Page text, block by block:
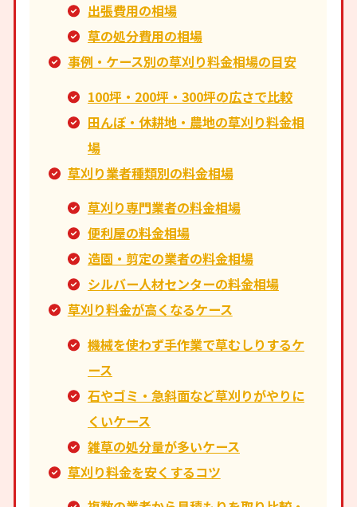
出張費用の相場
草の処分費用の相場
事例・ケース別の草刈り料金相場の目安
100坪・200坪・300坪の広さで比較
田んぼ・休耕地・農地の草刈り料金相
場
草刈り業者種類別の料金相場
草刈り専門業者の料金相場
便利屋の料金相場
造園・剪定の業者の料金相場
シルバー人材センターの料金相場
草刈り料金が高くなるケース
機械を使わず手作業で草むしりするケ
ース
石やゴミ・急斜面など草刈りがやりに
くいケース
雑草の処分量が多いケース
草刈り料金を安くするコツ